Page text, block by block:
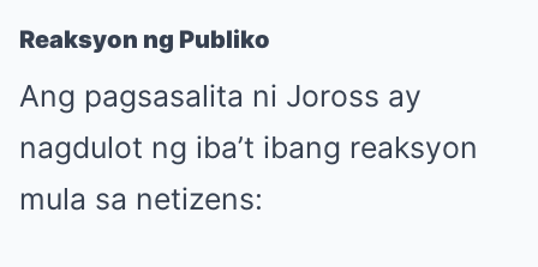
Reaksyon ng Publiko
Ang pagsasalita ni Joross ay
nagdulot ng iba’t ibang reaksyon
mula sa netizens: